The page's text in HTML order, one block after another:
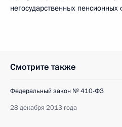
негосударственных пенсионных
Смотрите также
Федеральный закон № 410-ФЗ
28 декабря 2013 года